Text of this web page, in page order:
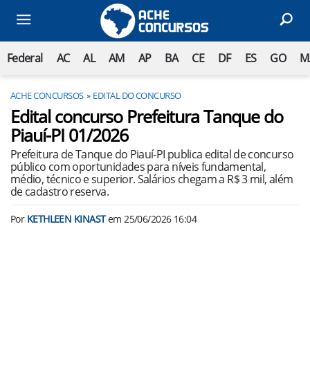
Federal AC AL AM AP BA CE DF ES GO
ACHE CONCURSOS EDITAL DO CONCURSO
Edital concurso Prefeitura Tanque do
Piauí-PI 01/2026
Prefeitura de Tanque do Piauí-PI publica edital de concurso
público com oportunidades para níveis fundamental,
médio, técnico e superior. Salários chegam a R$ 3 mil, além
de cadastro reserva.
Por KETHLEEN KINASTem25/06/2026 16:04